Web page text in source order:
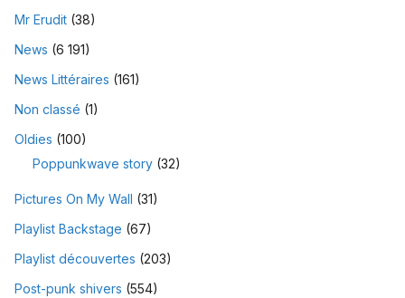
Mr Erudit (38)
News (6 191)
News Littéraires (161)
Non classé (1)
Oldies (100)
Poppunkwave story (32)
Pictures On My Wall (31)
Playlist Backstage (67)
Playlist découvertes (203)
Post-punk shivers (554)